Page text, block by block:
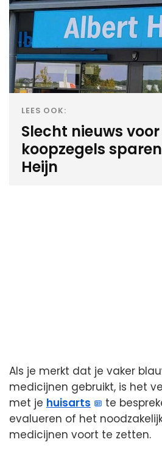
LEES OOK:
Slecht nieuws
koopzegels
Heijn
Als je merkt dat je vaker
medicijnen gebruikt, is het
met je huisarts
te
evalueren of het
medicijnen voort te zetten.